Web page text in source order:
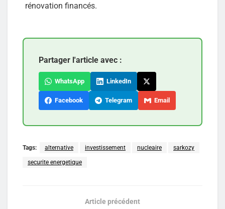
rénovation financés.
Partager l'article avec :
WhatsApp LinkedIn
Facebook Telegram Email
Tags: alternative investissement nucleaire sarkozy
securite energetique
Article précédent